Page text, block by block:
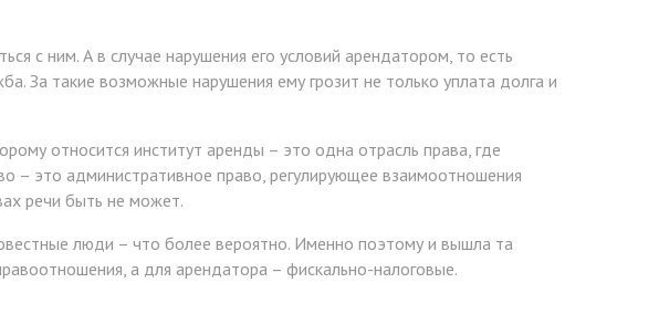
с ним. А в случае нарушения его условий арендатором, то есть
За такие возможные нарушения ему грозит не только уплата долга и
относится институт аренды – это одна отрасль права, где
– это административное право, регулирующее взаимоотношения
речи быть не может.
люди – что более вероятно. Именно поэтому и вышла та
а для арендатора – фискально-налоговые.